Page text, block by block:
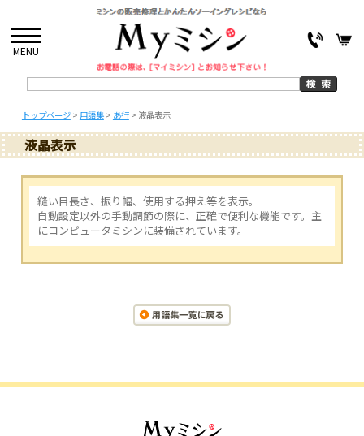
MENU
トップページ> 用語集> あ行> 液晶表示
液晶表示
縫い目長さ、振り幅、使用する押え等を表示。
自動設定以外の手動調節の際に、正確で便利な機能です。主
にコンピュータミシンに装備されています。